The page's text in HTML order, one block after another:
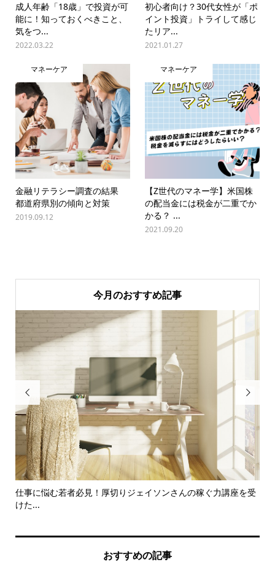
成人年齢「18歳」で投資が可
能に！知っておくべきこと、
気をつ...
2022.03.22
初心者向け？30代女性が「ポ
イント投資」トライして感じ
たリア...
2021.01.27
マネーケア
金融リテラシー調査の結果
都道府県別の傾向と対策
2019.09.12
マネーケア
【Z世代のマネー学】米国株
の配当金には税金が二重でか
かる？ ...
2021.09.20
今月のおすすめ記事

仕事に悩む若者必見！厚切りジェイソンさんの稼ぐ力講座を受
けた...

おすすめの記事